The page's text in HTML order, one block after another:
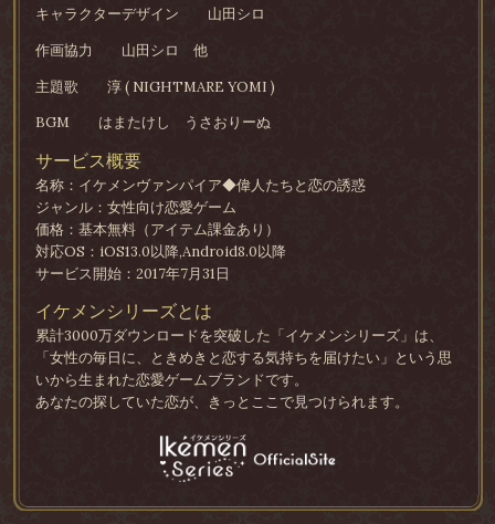
キャラクターデザイン
山田シロ
作画協力
山田シロ 他
主題歌
淳 ( NIGHTMARE YOMI )
BGM
はまたけし うさおりーぬ
サービス概要
名称：イケメンヴァンパイア◆偉人たちと恋の誘惑
ジャンル：女性向け恋愛ゲーム
価格：基本無料（アイテム課金あり）
対応OS：iOS13.0以降,Android8.0以降
サービス開始：2017年7月31日
イケメンシリーズとは
累計3000万ダウンロードを突破した「イケメンシリーズ」は、
「女性の毎日に、ときめきと恋する気持ちを届けたい」という思
いから生まれた恋愛ゲームブランドです。
あなたの探していた恋が、きっとここで見つけられます。